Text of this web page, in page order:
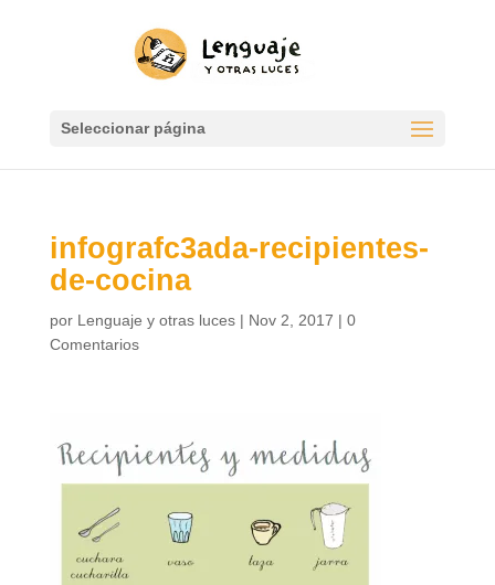
Seleccionar página
infografc3ada-recipientes-
de-cocina
por Lenguaje y otras luces| Nov 2, 2017 | 0
Comentarios